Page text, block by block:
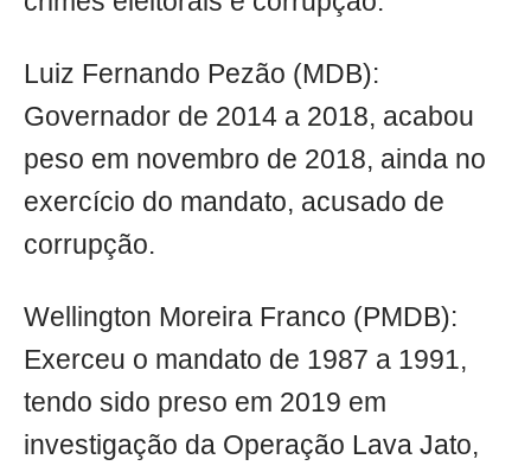
Luiz Fernando Pezão (MDB):
Governador de 2014 a 2018, acabou
peso em novembro de 2018, ainda no
exercício do mandato, acusado de
corrupção.
Wellington Moreira Franco (PMDB):
Exerceu o mandato de 1987 a 1991,
tendo sido preso em 2019 em
investigação da Operação Lava Jato,